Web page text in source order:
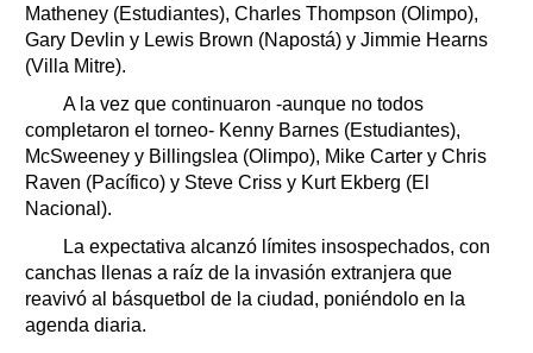
Matheney (Estudiantes), Charles Thompson (Olimpo),
Gary Devlin y Lewis Brown (Napostá) y Jimmie Hearns
(Villa Mitre).
A la vez que continuaron -aunque no todos
completaron el torneo- Kenny Barnes (Estudiantes),
McSweeney y Billingslea (Olimpo), Mike Carter y Chris
Raven (Pacífico) y Steve Criss y Kurt Ekberg (El
Nacional).
La expectativa alcanzó límites insospechados, con
canchas llenas a raíz de la invasión extranjera que
reavivó al básquetbol de la ciudad, poniéndolo en la
agenda diaria.